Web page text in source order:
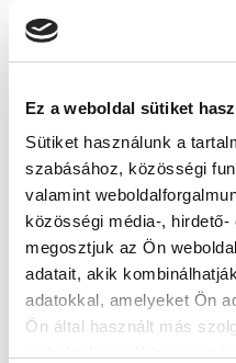
Ez a weboldal sütiket
Sütiket használunk a
szabásához, közösségi
valamint
közösségi média-,
megosztjuk az Ön
adatait, akik
adatokkal, amelyeket Ön
Ön által használt más
MEGKEZDŐDÖTT A
RÖGTÖN
UTAZUNK
2024-01-02 11:24:23
Együttesünk január 13-ig